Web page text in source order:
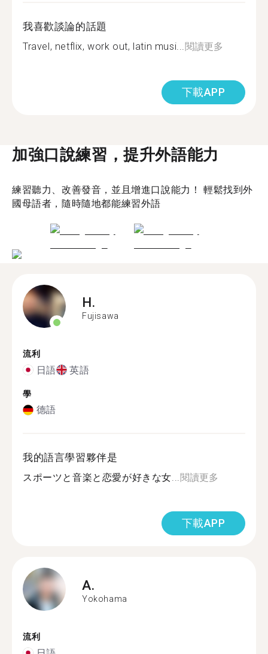
我喜歡談論的話題
Travel, netflix, work out, latin musi... 閱讀更多
下載APP
加強口說練習，提升外語能力
練習聽力、改善發音，並且增進口說能力！ 輕鬆找到外
國母語者，隨時隨地都能練習外語
H.
Fujisawa
流利
日語 英語
學
德語
我的語言學習夥伴是
スポーツと音楽と恋愛が好きな女...閱讀更多
下載APP
A.
Yokohama
流利